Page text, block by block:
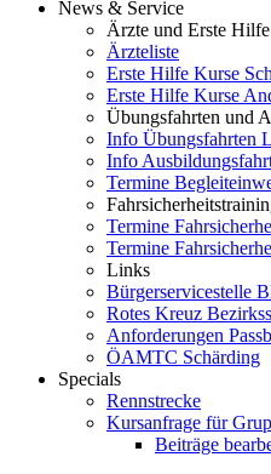
News & Service
Ärzte und Erste
Ärzteliste
Erste Hilfe Kurse
Erste Hilfe Kurse
Übungsfahrten und
Info Übungsfahrten L
Info
Termine
Termine
Termine
Links
Bürgerservicestelle
Rotes Kreuz
Anforderungen
ÖAMTC Schärding
Specials
Rennstrecke
Kursanfrage für
Beiträge